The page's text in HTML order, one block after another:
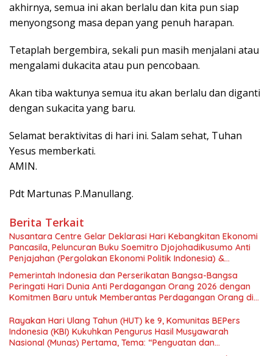
akhirnya, semua ini akan berlalu dan kita pun siap
menyongsong masa depan yang penuh harapan.
Tetaplah bergembira, sekali pun masih menjalani atau
mengalami dukacita atau pun pencobaan.
Akan tiba waktunya semua itu akan berlalu dan diganti
dengan sukacita yang baru.
Selamat beraktivitas di hari ini. Salam sehat, Tuhan
Yesus memberkati.
AMIN.
Pdt Martunas P.Manullang.
Berita Terkait
Nusantara Centre Gelar Deklarasi Hari Kebangkitan Ekonomi
Pancasila, Peluncuran Buku Soemitro Djojohadikusumo Anti
Penjajahan (Pergolakan Ekonomi Politik Indonesia) &
Simposium Nasional “Urgensi Undang-Undang Perekonomian
Nasional dan Kesejahteraan Sosial dalam Menata Bangsa
Menuju Indonesia Emas 2045”,
Pemerintah Indonesia dan Perserikatan Bangsa-Bangsa
Peringati Hari Dunia Anti Perdagangan Orang 2026 dengan
Komitmen Baru untuk Memberantas Perdagangan Orang di
Rayakan Hari Ulang Tahun (HUT) ke 9, Komunitas BEPers
Indonesia (KBI) Kukuhkan Pengurus Hasil Musyawarah
Nasional (Munas) Pertama, Tema: “Penguatan dan
Pengembangan Organisasi KBI yang Berbasis Riset di seluruh